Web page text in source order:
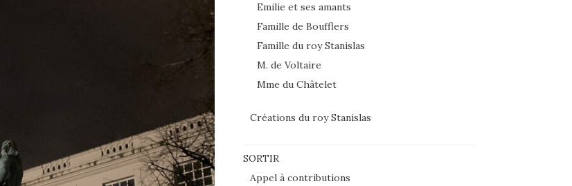
Emilie et ses amants
Famille de Boufflers
Famille du roy Stanislas
M. de Voltaire
Mme du Châtelet
Créations du roy Stanislas
SORTIR
Appel à contributions